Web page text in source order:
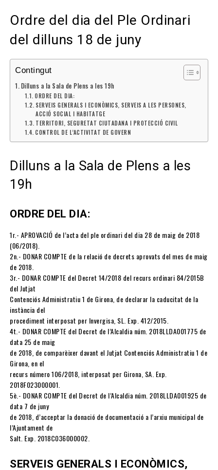
Ordre del dia del Ple Ordinari
del dilluns 18 de juny
Contingut
Dilluns a la Sala de Plens a les 19h
ORDRE DEL DIA:
SERVEIS GENERALS I ECONÒMICS, SERVEIS A LES PERSONES,
ACCIÓ SOCIAL I HABITATGE
TERRITORI, SEGURETAT CIUTADANA I PROTECCIÓ CIVIL
CONTROL DE L’ACTIVITAT DE GOVERN
Dilluns a la Sala de Plens a les
19h
ORDRE DEL DIA:
1r.- APROVACIÓ de l’acta del ple ordinari del dia 28 de maig de 2018
(06/2018).
2n.- DONAR COMPTE de la relació de decrets aprovats del mes de maig
de 2018.
3r.- DONAR COMPTE del Decret 14/2018 del recurs ordinari 84/2015B
del Jutjat
Contenciós Administratiu 1 de Girona, de declarar la caducitat de la
instància del
procediment interposat per Invergisa, SL. Exp. 412/2015.
4t.- DONAR COMPTE del Decret de l’Alcaldia núm. 2018LLDA001775 de
data 25 de maig
de 2018, de comparèixer davant el Jutjat Contenciós Administratiu 1 de
Girona, en el
recurs número 106/2018, interposat per Girona, SA. Exp.
2018F023000001.
5è.- DONAR COMPTE del Decret de l’Alcaldia núm. 2018LLDA001925 de
data 7 de juny
de 2018, d’acceptar la donació de documentació a l’arxiu municipal de
l’Ajuntament de
Salt. Exp. 2018C036000002.
SERVEIS GENERALS I ECONÒMICS,